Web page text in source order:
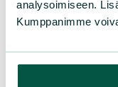
analysoimiseen.
Kumppanimme